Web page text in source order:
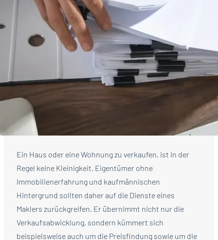
Ein Haus oder eine Wohnung zu verkaufen, ist in der
Regel keine Kleinigkeit. Eigentümer ohne
Immobilienerfahrung und kaufmännischen
Hintergrund sollten daher auf die Dienste eines
Maklers zurückgreifen. Er übernimmt nicht nur die
Verkaufsabwicklung, sondern kümmert sich
beispielsweise auch um die Preisfindung sowie um die